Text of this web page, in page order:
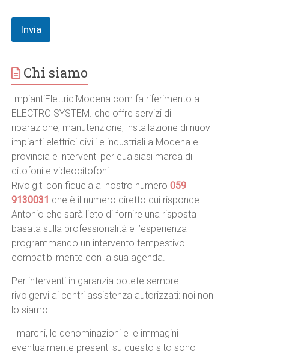
Invia
Chi siamo
ImpiantiElettriciModena.com fa riferimento a
ELECTRO SYSTEM. che offre servizi di
riparazione, manutenzione, installazione di nuovi
impianti elettrici civili e industriali a Modena e
provincia e interventi per qualsiasi marca di
citofoni e videocitofoni.
Rivolgiti con fiducia al nostro numero059
9130031 che è il numero diretto cui risponde
Antonio che sarà lieto di fornire una risposta
basata sulla professionalità e l’esperienza
programmando un intervento tempestivo
compatibilmente con la sua agenda.
Per interventi in garanzia potete sempre
rivolgervi ai centri assistenza autorizzati: noi non
lo siamo.
I marchi, le denominazioni e le immagini
eventualmente presenti su questo sito sono